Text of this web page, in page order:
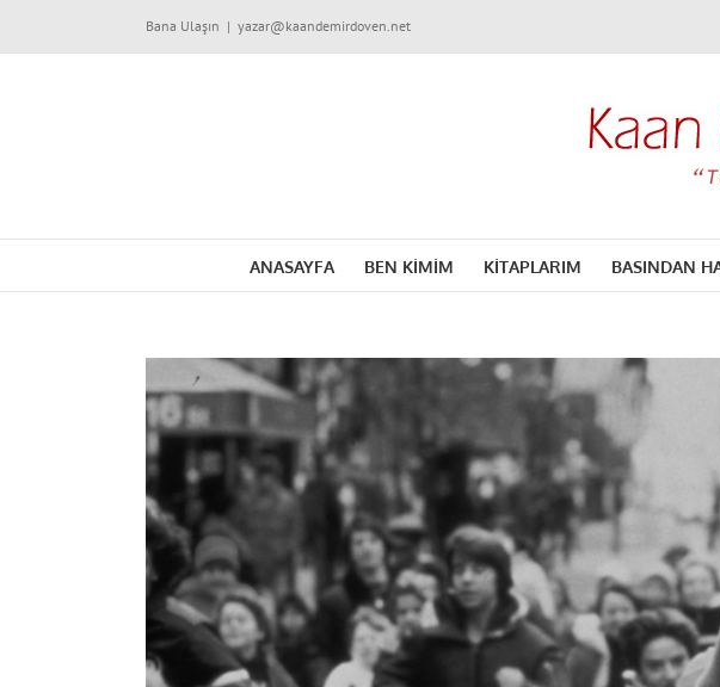
Bana Ulaşın | yazar@kaandemirdoven.net
ANASAYFA BEN KİMİM KİTAPLARIM BASINDAN